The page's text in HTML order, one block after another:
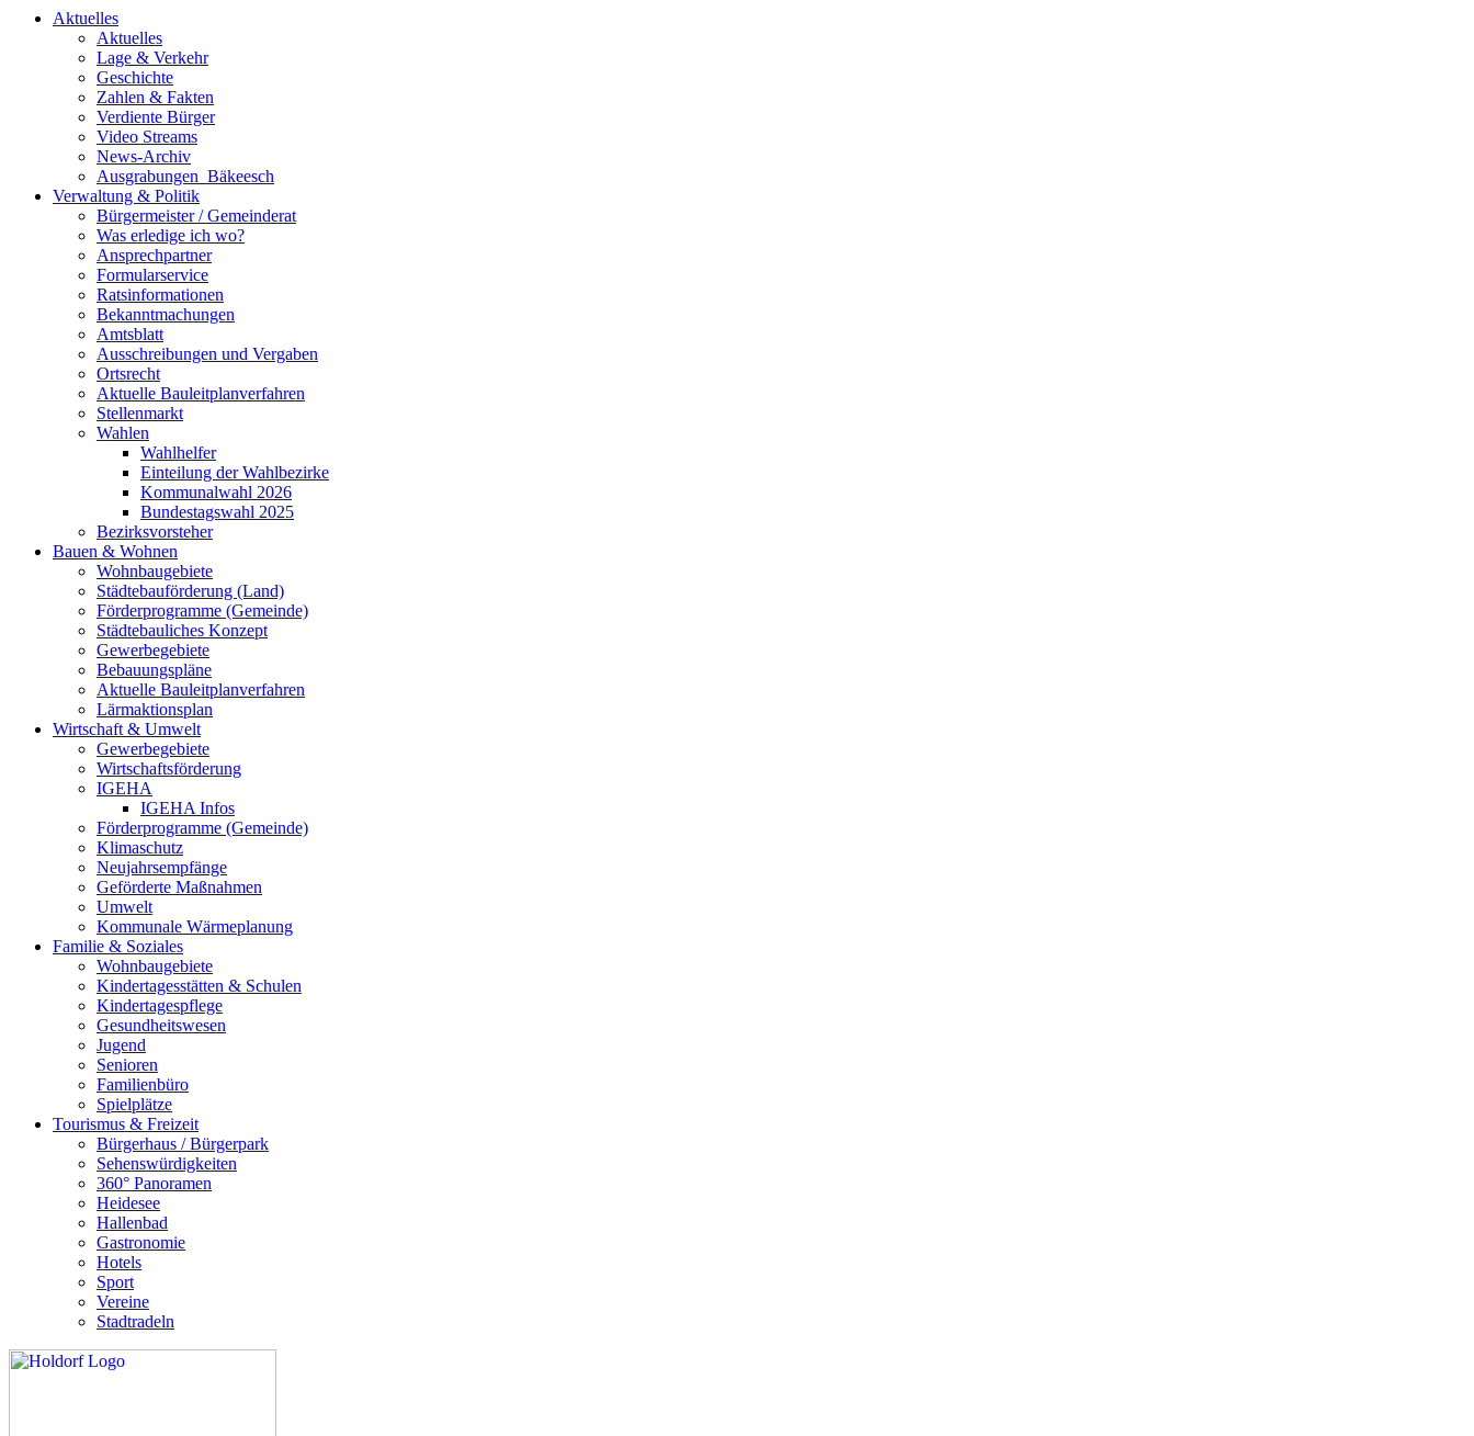
Aktuelles
Aktuelles
Lage & Verkehr
Geschichte
Zahlen & Fakten
Verdiente Bürger
Video Streams
News-Archiv
Ausgrabungen_Bäkeesch
Verwaltung & Politik
Bürgermeister / Gemeinderat
Was erledige ich wo?
Ansprechpartner
Formularservice
Ratsinformationen
Bekanntmachungen
Amtsblatt
Ausschreibungen und Vergaben
Ortsrecht
Aktuelle Bauleitplanverfahren
Stellenmarkt
Wahlen
Wahlhelfer
Einteilung der Wahlbezirke
Kommunalwahl 2026
Bundestagswahl 2025
Bezirksvorsteher
Bauen & Wohnen
Wohnbaugebiete
Städtebauförderung (Land)
Förderprogramme (Gemeinde)
Städtebauliches Konzept
Gewerbegebiete
Bebauungspläne
Aktuelle Bauleitplanverfahren
Lärmaktionsplan
Wirtschaft & Umwelt
Gewerbegebiete
Wirtschaftsförderung
IGEHA
IGEHA Infos
Förderprogramme (Gemeinde)
Klimaschutz
Neujahrsempfänge
Geförderte Maßnahmen
Umwelt
Kommunale Wärmeplanung
Familie & Soziales
Wohnbaugebiete
Kindertagesstätten & Schulen
Kindertagespflege
Gesundheitswesen
Jugend
Senioren
Familienbüro
Spielplätze
Tourismus & Freizeit
Bürgerhaus / Bürgerpark
Sehenswürdigkeiten
360° Panoramen
Heidesee
Hallenbad
Gastronomie
Hotels
Sport
Vereine
Stadtradeln